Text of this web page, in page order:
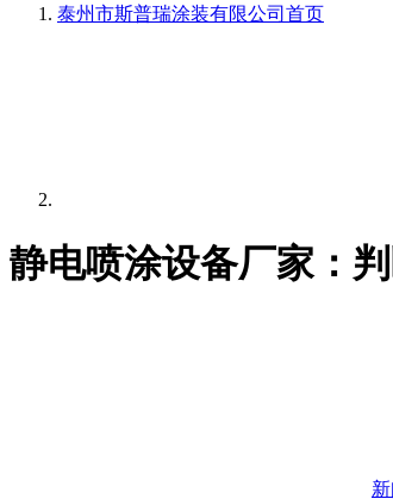
泰州市斯普瑞涂装有限公司 首页
静电喷涂设备厂家：